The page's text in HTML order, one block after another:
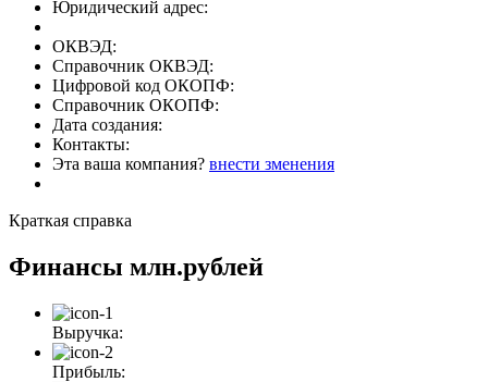
Юридический адрес:
ОКВЭД:
Справочник ОКВЭД:
Цифровой код ОКОПФ:
Справочник ОКОПФ:
Дата создания:
Контакты:
Эта ваша компания? внести зменения
Краткая справка
Финансы млн.рублей
Выручка:
Прибыль: